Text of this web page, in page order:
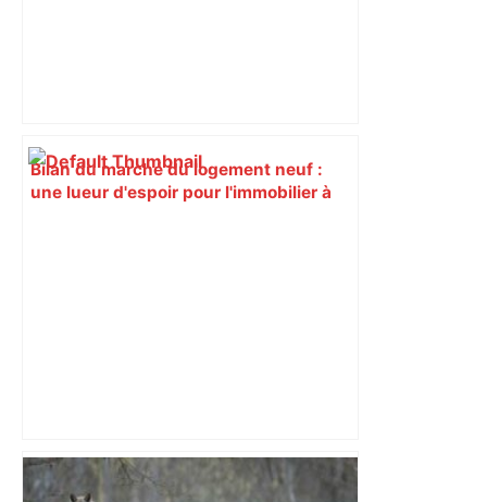
Bilan du marché du logement neuf :
une lueur d'espoir pour l'immobilier à
Toulouse. Un incendie se déclare dans